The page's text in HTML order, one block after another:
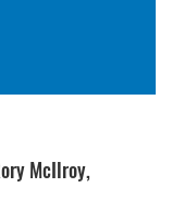
McIlroy,